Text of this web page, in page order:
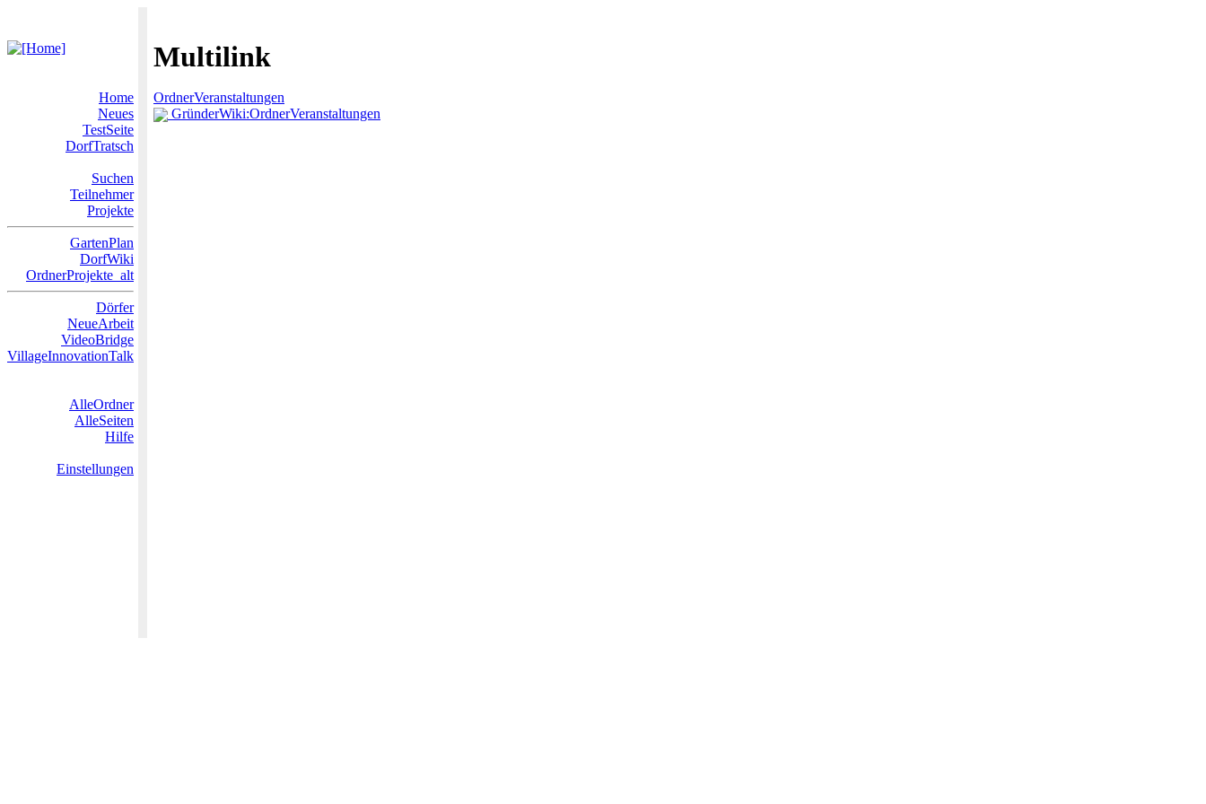
Multilink
Home
Neues
TestSeite
DorfTratsch
Suchen
Teilnehmer
Projekte
GartenPlan
DorfWiki
OrdnerProjekte_alt
Dörfer
NeueArbeit
VideoBridge
VillageInnovationTalk
AlleOrdner
AlleSeiten
Hilfe
Einstellungen
OrdnerVeranstaltungen
GründerWiki:OrdnerVeranstaltungen